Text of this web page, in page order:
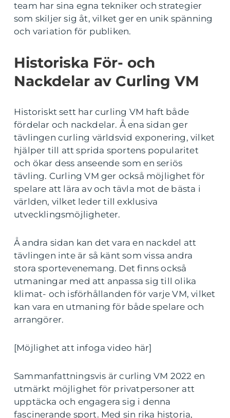
team har sina egna tekniker och strategier
som skiljer sig åt, vilket ger en unik spänning
och variation för publiken.
Historiska För- och
Nackdelar av Curling VM
Historiskt sett har curling VM haft både
fördelar och nackdelar. Å ena sidan ger
tävlingen curling världsvid exponering, vilket
hjälper till att sprida sportens popularitet
och ökar dess anseende som en seriös
tävling. Curling VM ger också möjlighet för
spelare att lära av och tävla mot de bästa i
världen, vilket leder till exklusiva
utvecklingsmöjligheter.
Å andra sidan kan det vara en nackdel att
tävlingen inte är så känt som vissa andra
stora sportevenemang. Det finns också
utmaningar med att anpassa sig till olika
klimat- och isförhållanden för varje VM, vilket
kan vara en utmaning för både spelare och
arrangörer.
[Möjlighet att infoga video här]
Sammanfattningsvis är curling VM 2022 en
utmärkt möjlighet för privatpersoner att
upptäcka och engagera sig i denna
fascinerande sport. Med sin rika historia,